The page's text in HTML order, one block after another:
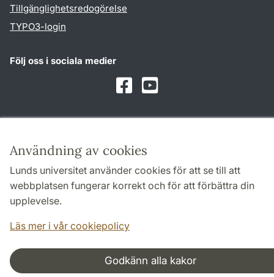
Användning av cookies
Lunds universitet använder cookies för att se till att
webbplatsen fungerar korrekt och för att förbättra din
upplevelse.
Läs mer i vår cookiepolicy
Godkänn alla kakor
Tillgänglighetsredogörelse
TYPO3-login
Följ oss i sociala medier
Facebook
Youtube
Samarbeten och nätverk